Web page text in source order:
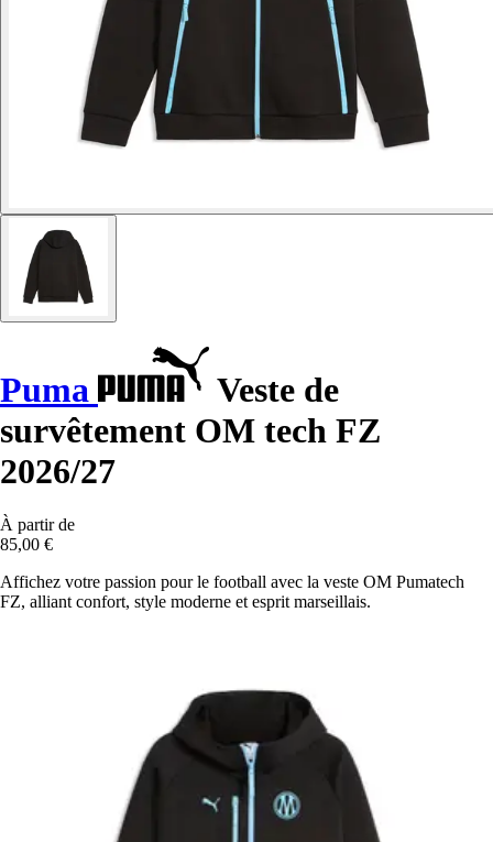
Puma
Veste de
survêtement OM tech FZ
2026/27
À partir de
85,00 €
Affichez votre passion pour le football avec la veste OM Pumatech
FZ, alliant confort, style moderne et esprit marseillais.